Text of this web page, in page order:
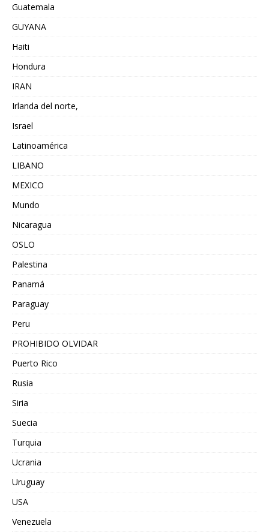
Guatemala
GUYANA
Haiti
Hondura
IRAN
Irlanda del norte,
Israel
Latinoamérica
LIBANO
MEXICO
Mundo
Nicaragua
OSLO
Palestina
Panamá
Paraguay
Peru
PROHIBIDO OLVIDAR
Puerto Rico
Rusia
Siria
Suecia
Turquia
Ucrania
Uruguay
USA
Venezuela